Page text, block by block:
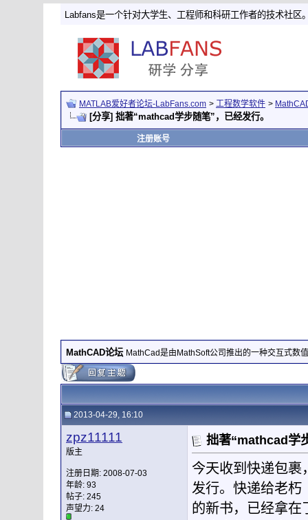
Labfans是一个针对大学生、工程师和科研工作者的技术社区
MATLAB爱好者论坛-LabFans.com > 工程数学软件 >
[分享] 拙著“mathcad学步随笔”，已经发行。
注册账号
MathCAD论坛 MathCad是由MathSoft公司推出的一种交互式数
2013-04-29, 16:10
zpz11111
版主
注册日期: 2008-07-03
年龄: 93
帖子: 245
声望力: 24
拙著“mathcad学
今天收到快递包裹
发行。快递给老朽
的新书，已经拿在